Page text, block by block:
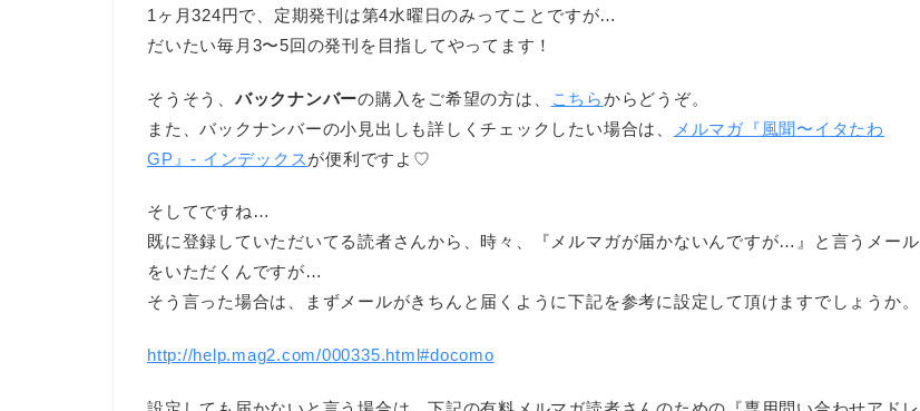
1ヶ月324円で、定期発刊は第4水曜日のみってことですが…
だいたい毎月3〜5回の発刊を目指してやってます！
そうそう、 バックナンバーの購入をご希望の方は、 こちらからどうぞ。
また、バックナンバーの小見出しも詳しくチェックしたい場合は、
メルマガ『風聞〜イタたわ
GP』- インデックスが便利ですよ♡
そしてですね…
既に登録していただいてる読者さんから、時々、『メルマガが届かないんですが…』と言うメール
をいただくんですが…
そう言った場合は、まずメールがきちんと届くように下記を参考に設定して頂けますでしょうか。
http://help.mag2.com/000335.html#docomo